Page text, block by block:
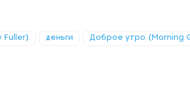
Fuller) деньги Доброе утро (Morning